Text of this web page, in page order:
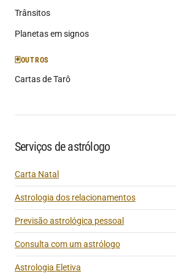
Trânsitos
Planetas em signos
🃏OUTROS
Cartas de Tarô
Serviços de astrólogo
Carta Natal
Astrologia dos relacionamentos
Previsão astrológica pessoal
Consulta com um astrólogo
Astrologia Eletiva